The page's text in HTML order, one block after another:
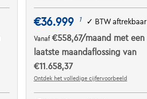
€36.999 1 ✓ BTW aftrekbaar
Vanaf €558,67/maand met een
laatste maandaflossing van
€11.658,37
Ontdek het volledige cijfervoorbeeld